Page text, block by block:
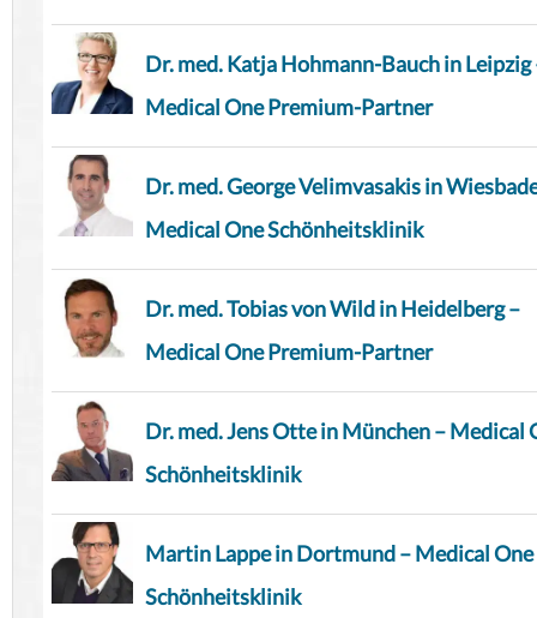
Dr. med. Katja Hohmann-Bauch in Leipzig
Medical One Premium-Partner
Dr. med. George Velimvasakis in
Medical One Schönheitsklinik
Dr. med. Tobias von Wild in Heidelberg –
Medical One Premium-Partner
Dr. med. Jens Otte in München – Medical
Schönheitsklinik
Martin Lappe in Dortmund – Medical One
Schönheitsklinik